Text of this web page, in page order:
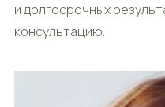
и долгосрочных
консультацию.